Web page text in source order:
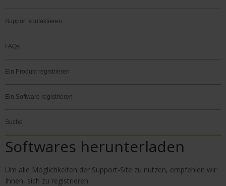
Support kontaktieren
FAQs
Ein Produkt registrieren
Ein Software registrieren
Suche
Softwares herunterladen
Um alle Möglichkeiten der Support-Site zu nutzen, empfehlen wir
Ihnen, sich zu registrieren.